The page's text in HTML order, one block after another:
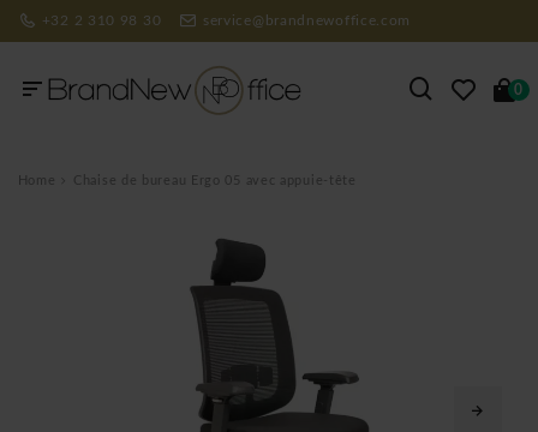
+32 2 310 98 30 service@brandnewoffice.com
0
Home Chaise de bureau Ergo 05 avec appuie-tête